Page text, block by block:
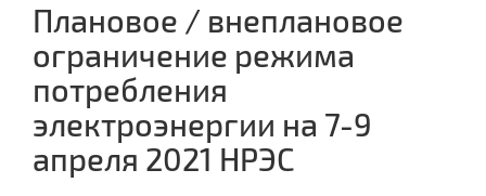
Плановое / внеплановое
ограничение режима
потребления
электроэнергии на 7-9
апреля 2021 НРЭС